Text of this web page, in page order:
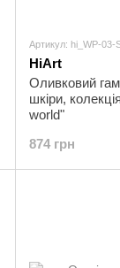
Артикул: hi_WP-03-
HiArt
Оливковий
шкіри,
world"
874 грн